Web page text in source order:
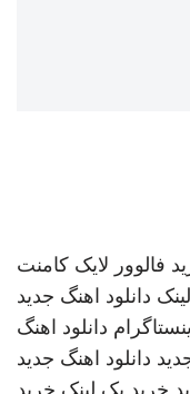
فالوور لایک کامنت
دانلود اهنگ جدید
دانلود اهنگ
دانلود اهنگ جدید
خرید بک لینک خرید